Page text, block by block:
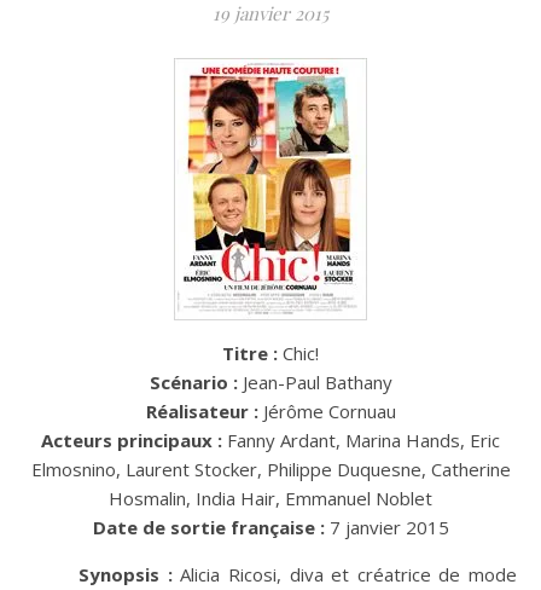
19 janvier 2015
Titre : Chic!
Scénario : Jean-Paul Bathany
Réalisateur : Jérôme Cornuau
Acteurs principaux : Fanny Ardant, Marina Hands, Eric
Elmosnino, Laurent Stocker, Philippe Duquesne, Catherine
Hosmalin, India Hair, Emmanuel Noblet
Date de sortie française : 7 janvier 2015
Synopsis :Alicia Ricosi, diva et créatrice de mode